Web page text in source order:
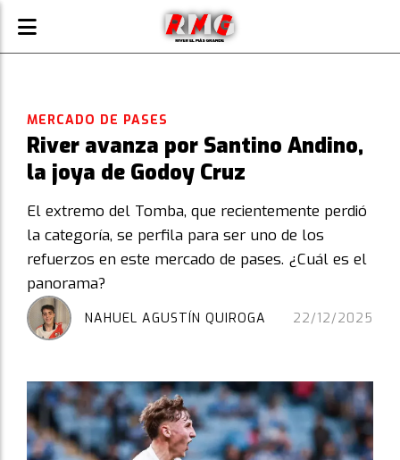
River avanza por Santino Andino,
la joya de Godoy Cruz
El extremo del Tomba, que recientemente perdió
la categoría, se perfila para ser uno de los
refuerzos en este mercado de pases. ¿Cuál es el
panorama?
MERCADO DE PASES
22/12/2025
NAHUEL AGUSTÍN QUIROGA